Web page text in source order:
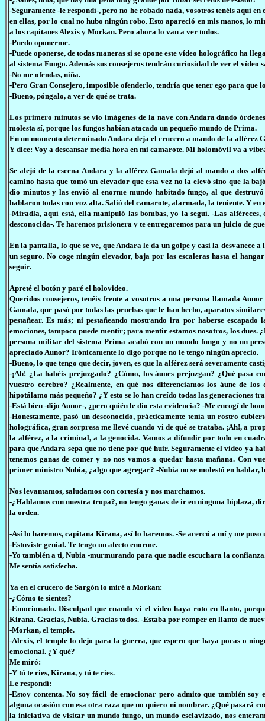
-Seguramente -le respondí-, pero no he robado nada, vosotros tenéis aquí
en ellas, por lo cual no hubo ningún robo. Esto apareció en mis manos, lo
a los capitanes Alexis y Morkan. Pero ahora lo van a ver todos.
-Puedo oponerme.
-Puede oponerse, de todas maneras si se opone este vídeo holográfico ha
al sistema Fungo. Además sus consejeros tendrán curiosidad de ver el vídeo
-No me ofendas, niña.
-Pero Gran Consejero, imposible ofenderlo, tendría que tener ego para que
-Bueno, póngalo, a ver de qué se trata.
Los primero minutos se vio imágenes de la nave con Andara dando
molesta sí, porque los fungos habían atacado un pequeño mundo de Prima.
En un momento determinado Andara deja el crucero a mando de la alférez
Y dice: Voy a descansar media hora en mi camarote. Mi holomóvil va a
Se alejó de la escena Andara y la alférez Gamala dejó al mando a dos
camino hasta que tomó un elevador que esta vez no la elevó sino que la
dio minutos y las envió al enorme mundo habitado fungo, al que
hablaron todas con voz alta. Salió del camarote, alarmada, la teniente. Y en
-Miradla, aquí está, ella manipuló las bombas, yo la seguí. -Las
desconocida-. Te haremos prisionera y te entregaremos para un juicio de
En la pantalla, lo que se ve, que Andara le da un golpe y casi la
un seguro. No coge ningún elevador, baja por las escaleras hasta el
seguir.
Apreté el botón y paré el holovideo.
Queridos consejeros, tenéis frente a vosotros a una persona llamada
Gamala, que pasó por todas las pruebas que le han hecho, aparatos
pestañear. Es más; ni pestañeando mostrando ira por haberse
emociones, tampoco puede mentir; para mentir estamos nosotros, los
persona militar del sistema Prima acabó con un mundo fungo y no un
apreciado Aunor? Irónicamente lo digo porque no le tengo ningún aprecio.
-Bueno, lo que tengo que decir, joven, es que la alférez será severamente
-¡Ah! ¿La habéis prejuzgado? ¿Cómo, los áunes prejuzgan? ¿Qué pasa
vuestro cerebro? ¿Realmente, en qué nos diferenciamos los áune de
hipotálamo más pequeño? ¿Y esto se lo han creído todas las generaciones
-Está bien -dijo Aunor-, ¿pero quién le dio esta evidencia? -Me encogí de
-Honestamente, pasó un desconocido, prácticamente tenía un rostro
holográfica, gran sorpresa me llevé cuando vi de qué se trataba. ¡Ah!, a
la alférez, a la criminal, a la genocida. Vamos a difundir por todo en
para que Andara sepa que no tiene por qué huir. Seguramente el vídeo ya
tenemos ganas de comer y no nos vamos a quedar hasta mañana. Con
primer ministro Nubia, ¿algo que agregar? -Nubia no se molestó en hablar,
Nos levantamos, saludamos con cortesía y nos marchamos.
-¿Hablamos con nuestra tropa?, no tengo ganas de ir en ninguna biplaza,
la orden.
-Así lo haremos, capitana Kirana, así lo haremos. -Se acercó a mí y me
-Estuviste genial. Te tengo un afecto enorme.
-Yo también a ti, Nubia -murmurando para que nadie escuchara la
Me sentía satisfecha.
Ya en el crucero de Sargón lo miré a Morkan:
-¿Cómo te sientes?
-Emocionado. Disculpad que cuando vi el video haya roto en llanto,
Kirana. Gracias, Nubia. Gracias todos. -Estaba por romper en llanto de
-Morkan, el temple.
-Alexis, el temple lo dejo para la guerra, que espero que haya pocas o
emocional. ¿Y qué?
Me miró:
-Y tú te ries, Kirana, y tú te ries.
Le respondí:
-Estoy contenta. No soy fácil de emocionar pero admito que también
alguna ocasión con esa otra raza que no quiero ni nombrar. ¿Qué pasará
la iniciativa de visitar un mundo fungo, un mundo esclavizado, nos